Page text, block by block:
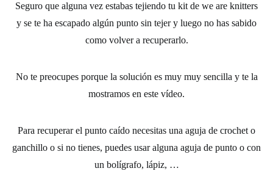
Seguro que alguna vez estabas tejiendo tu kit de we are knitters
y se te ha escapado algún punto sin tejery luego no has sabido
como volver a recuperarlo.
No te preocupes porque la solución es muy muy sencilla y te la
mostramos en este vídeo.
Para recuperar el punto caído necesitas una aguja de crochet o
ganchillo o si no tienes, puedes usar alguna aguja de punto o con
un bolígrafo, lápiz, …